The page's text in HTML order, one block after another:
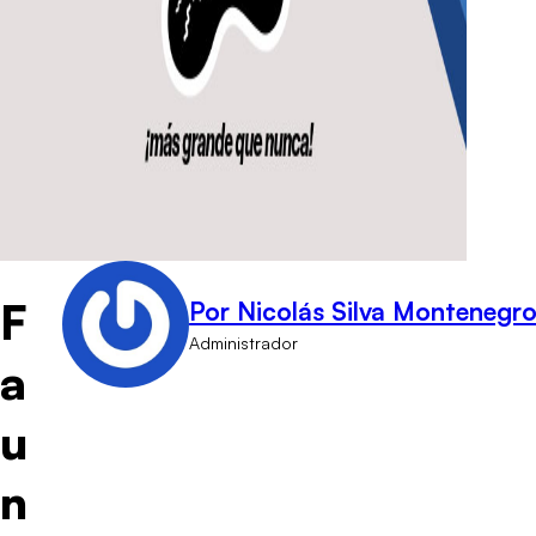
F
a
u
n
Por Nicolás Silva
Administrador